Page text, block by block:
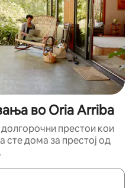
во Oria Arriba
престои кои
сте дома за престој од